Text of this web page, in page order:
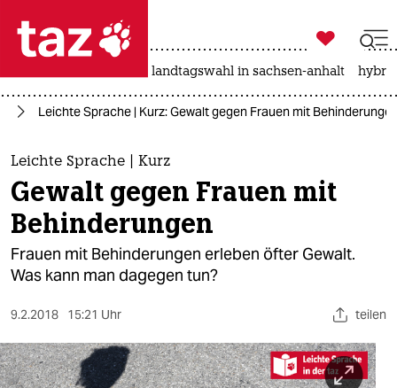
 taz zahl ich
taz zahl ich
themen
politik
öko
gesellschaft
kultur
sport

taz zahl ich
landtagswahl in sachsen-anhalt
Leichte Sprache | Kurz: Gewalt gegen Frauen mit
Leichte Sprache | Kurz
Gewalt gegen Frauen mit
Behinderungen
Frauen mit Behinderungen erleben öfter Gewalt.
Was kann man dagegen tun?
9.2.2018 15:21 Uhr teilen